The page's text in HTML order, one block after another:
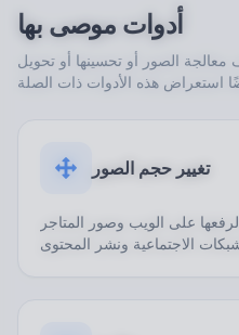
أدوات موصى بها
الصور أو تحسينها أو تحويل
تغيير حجم الصور
على الويب وصور المتاجر